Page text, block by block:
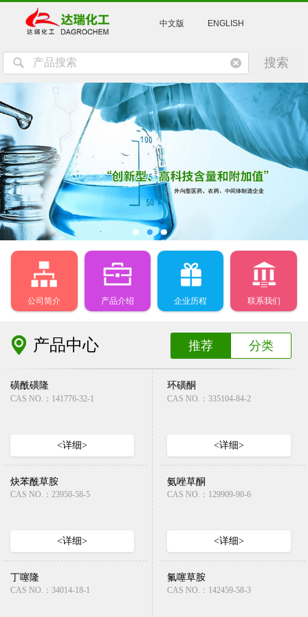
中文版 ENGLISH
公司简介 产品介绍 企业历程 联系我们
产品中心 推荐 分类
磺酰磺隆
CAS NO.：141776-32-1
<详细>
环磺酮
CAS NO.：335104-84-2
<详细>
炔苯酰草胺
CAS NO.：23950-58-5
<详细>
氨唑草酮
CAS NO.：129909-90-6
<详细>
丁噻隆
CAS NO.：34014-18-1
氟噻草胺
CAS NO.：142459-58-3